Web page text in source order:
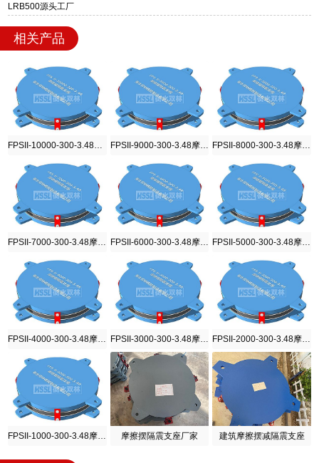
LRB500源头工厂
相关产品
FPSII-9000-300-3.48摩擦摆隔震支座
FPSII-6000-300-3.48摩擦摆隔震支座
FPSII-3000-300-3.48摩擦摆隔震支座
摩擦摆隔震支座厂家 建筑摩擦摆减隔震支座